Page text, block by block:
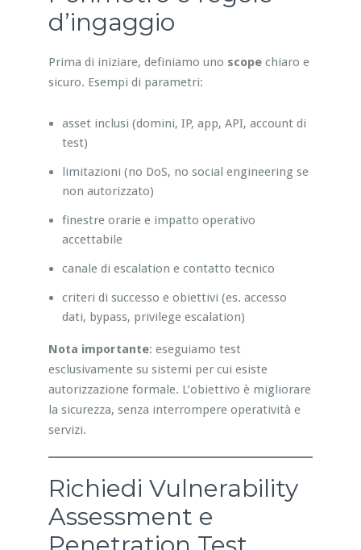
d’ingaggio
Prima di iniziare, definiamo uno scopechiaro e
sicuro. Esempi di parametri:
asset inclusi (domini, IP, app, API, account di
test)
limitazioni (no DoS, no social engineering se
non autorizzato)
finestre orarie e impatto operativo
accettabile
canale di escalation e contatto tecnico
criteri di successo e obiettivi (es. accesso
dati, bypass, privilege escalation)
Nota importante: eseguiamo test
esclusivamente su sistemi per cui esiste
autorizzazione formale. L’obiettivo è migliorare
la sicurezza, senza interrompere operatività e
servizi.
Richiedi Vulnerability
Assessment e